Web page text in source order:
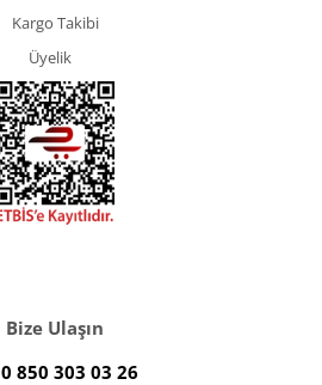
Kargo Takibi
Üyelik
Bize Ulaşın
0 850 303 03 26